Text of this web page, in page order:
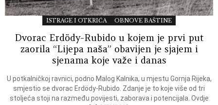
ISTRAGE I OTKRIĆA OBNOVE BAŠTINE
Dvorac Erdödy-Rubido u kojem je prvi put
zaorila “Lijepa naša” obavijen je sjajem i
sjenama koje važe i danas
U potkalničkoj ravnici, podno Malog Kalnika, u mjestu Gornja Rijeka,
smjestio se dvorac Erdödy-Rubido. Zdanje je to koje više od tri
stoljeća stoji na razmeđu povijesti, zaborava i potencijala. Ovdje